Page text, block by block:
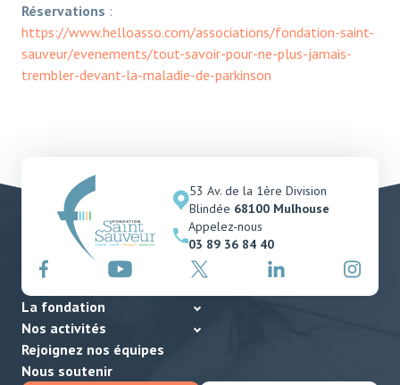
Réservations :
https://www.helloasso.com/associations/fondation-saint-
sauveur/evenements/tout-savoir-pour-ne-plus-jamais-
trembler-devant-la-maladie-de-parkinson
53 Av. de la 1ère Division
Blindée 68100 Mulhouse
Appelez-nous
03 89 36 84 40
La fondation
Nos activités
Rejoignez nos équipes
Nous soutenir